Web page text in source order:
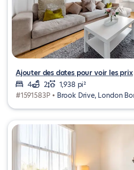
Ajouter des dates pour voir les prix
4
2
1,938 pi²
#1591583P • Brook Drive, London